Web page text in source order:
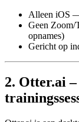
Alleen iOS
Geen Zoom/
opnames)
Gericht op
2. Otter.ai